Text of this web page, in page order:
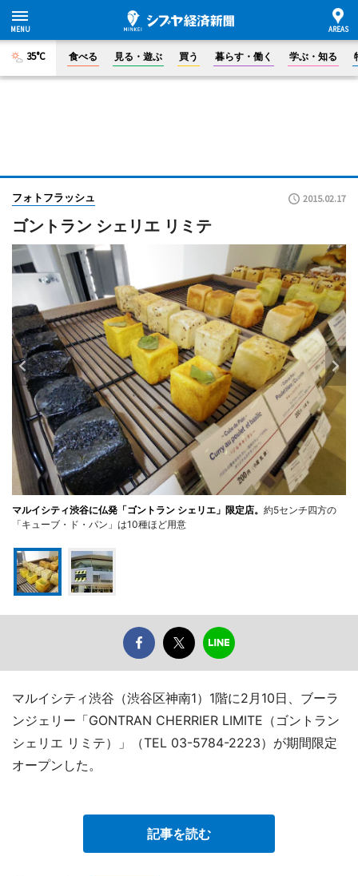
35°C 食べる 見る・遊ぶ 買う 暮らす・働く 学ぶ・知る
フォトフラッシュ 2015.02.17
ゴントラン シェリエ リミテ
マルイシティ渋谷に仏発「ゴントラン シェリエ」限定店。 約5センチ四方の
「キューブ・ド・パン」は10種ほど用意
マルイシティ渋谷（渋谷区神南1）1階に2月10日、ブーラ
ンジェリー「GONTRAN CHERRIER LIMITE（ゴントラン
シェリエ リミテ）」（TEL 03-5784-2223）が期間限定
オープンした。
記事を読む